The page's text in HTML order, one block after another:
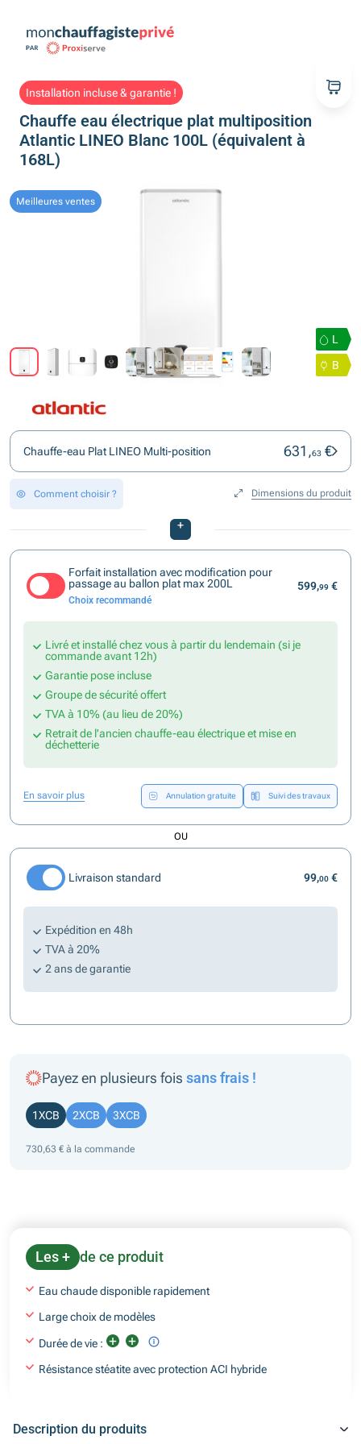
Installation incluse & garantie !
Chauffe eau électrique plat multiposition
Atlantic LINEO Blanc 100L (équivalent à
168L)
Meilleures ventes
L
B
Chauffe-eau Plat LINEO Multi-position 631,63 €
Comment choisir ? Dimensions du produit
+
Forfait installation avec modification pour
passage au ballon plat max 200L
Choix recommandé
599,99 €
Livré et installé chez vous à partir du lendemain (si je
commande avant 12h)
Garantie pose incluse
Groupe de sécurité offert
TVA à 10% (au lieu de 20%)
Retrait de l'ancien chauffe-eau électrique et mise en
déchetterie
En savoir plus Annulation gratuite Suivi des travaux
OU
Livraison standard 99,00 €
Expédition en 48h
TVA à 20%
2 ans de garantie
Payez en plusieurs fois sans frais !
1XCB 2XCB 3XCB
730,63 € à la commande
Les + de ce produit
Eau chaude disponible rapidement
Large choix de modèles
Durée de vie :
Résistance stéatite avec protection ACI hybride
Description du produits